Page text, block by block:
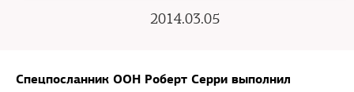
2014.03.05
Спецпосланник ООН Роберт Серри выполнил